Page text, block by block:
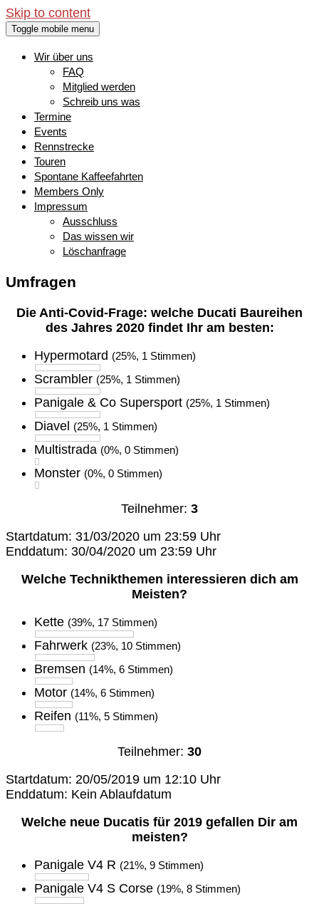
Skip to content
Toggle mobile menu
Wir über uns
FAQ
Mitglied werden
Schreib uns was
Termine
Events
Rennstrecke
Touren
Spontane Kaffeefahrten
Members Only
Impressum
Ausschluss
Das wissen wir
Löschanfrage
Umfragen
Die Anti-Covid-Frage: welche Ducati Baureihen
des Jahres 2020 findet Ihr am besten:
Hypermotard (25%, 1 Stimmen)
Scrambler (25%, 1 Stimmen)
Panigale & Co Supersport (25%, 1 Stimmen)
Diavel (25%, 1 Stimmen)
Multistrada (0%, 0 Stimmen)
Monster (0%, 0 Stimmen)
Teilnehmer: 3
Startdatum: 31/03/2020 um 23:59 Uhr
Enddatum: 30/04/2020 um 23:59 Uhr
Welche Technikthemen interessieren dich am
Meisten?
Kette (39%, 17 Stimmen)
Fahrwerk (23%, 10 Stimmen)
Bremsen (14%, 6 Stimmen)
Motor (14%, 6 Stimmen)
Reifen (11%, 5 Stimmen)
Teilnehmer: 30
Startdatum: 20/05/2019 um 12:10 Uhr
Enddatum: Kein Ablaufdatum
Welche neue Ducatis für 2019 gefallen Dir am
meisten?
Panigale V4 R (21%, 9 Stimmen)
Panigale V4 S Corse (19%, 8 Stimmen)